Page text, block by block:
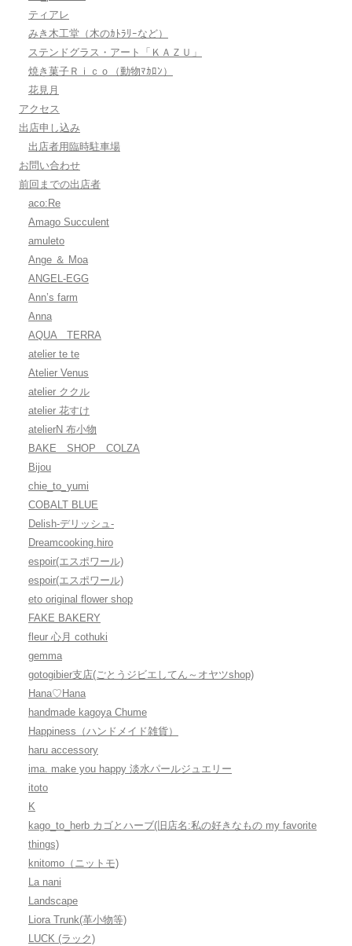
ティアレ
みき木工堂（木のｶﾄﾗﾘｰなど）
ステンドグラス・アート「ＫＡＺＵ」
焼き菓子Ｒｉｃｏ（動物ﾏｶﾛﾝ）
花見月
アクセス
出店申し込み
出店者用臨時駐車場
お問い合わせ
前回までの出店者
aco:Re
Amago Succulent
amuleto
Ange ＆ Moa
ANGEL-EGG
Ann’s farm
Anna
AQUA TERRA
atelier te te
Atelier Venus
atelier ククル
atelier 花すけ
atelierN 布小物
BAKE SHOP COLZA
Bijou
chie_to_yumi
COBALT BLUE
Delish-デリッシュ-
Dreamcooking.hiro
espoir(エスポワール)
espoir(エスポワール)
eto original flower shop
FAKE BAKERY
fleur 心月 cothuki
gemma
gotogibier支店(ごとうジビエしてん～オヤツshop)
Hana♡Hana
handmade kagoya Chume
Happiness（ハンドメイド雑貨）
haru accessory
ima. make you happy 淡水パールジュエリー
itoto
K
kago_to_herb カゴとハーブ(旧店名:私の好きなもの my favorite
things)
knitomo（ニットモ)
La nani
Landscape
Liora Trunk(革小物等)
LUCK (ラック)